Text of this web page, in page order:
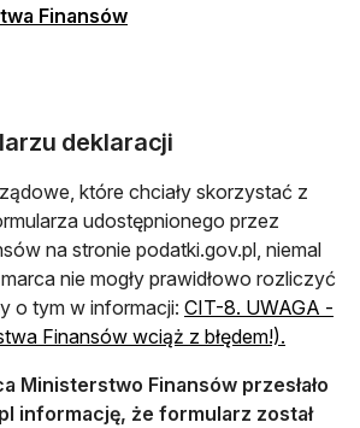
Finansów
deklaracji
które chciały skorzystać z
udostępnionego przez
na stronie podatki.gov.pl, niemal
nie mogły prawidłowo rozliczyć
o tym w informacji: CIT-8. UWAGA -
Finansów wciąż z błędem!).
Ministerstwo Finansów przesłało
informację, że formularz został